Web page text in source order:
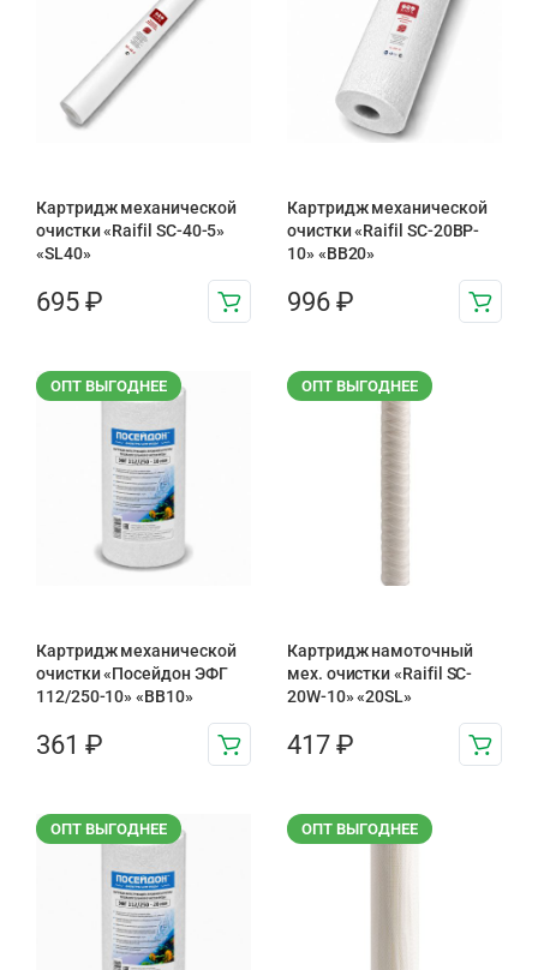
Картридж механической
очистки «Raifil SC-40-5»
«SL40»
695 ₽
Картридж механической
очистки «Raifil SC-20BP-
10» «BB20»
996 ₽
ОПТ ВЫГОДНЕЕ
Картридж механической
очистки «Посейдон ЭФГ
112/250-10» «ВВ10»
361 ₽
ОПТ ВЫГОДНЕЕ
Картридж намоточный
мех. очистки «Raifil SC-
20W-10» «20SL»
417 ₽
ОПТ ВЫГОДНЕЕ ОПТ ВЫГОДНЕЕ